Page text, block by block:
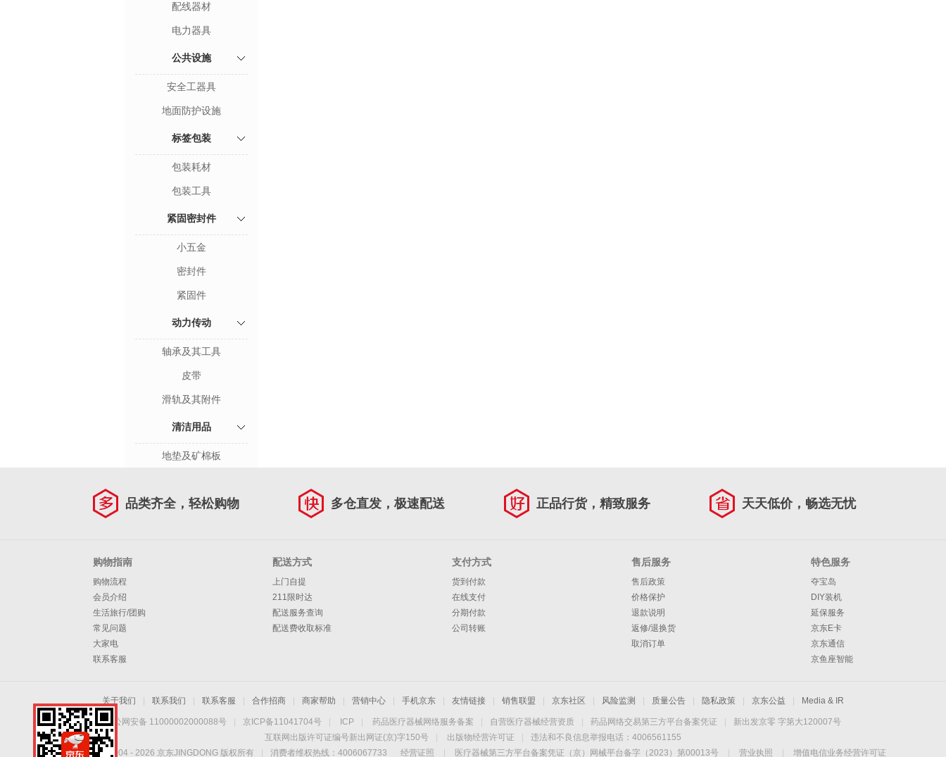
配线器材
电力器具
公共设施
安全工器具
地面防护设施
标签包装
包装耗材
包装工具
紧固密封件
小五金
密封件
紧固件
动力传动
轴承及其工具
皮带
滑轨及其附件
清洁用品
地垫及矿棉板
品类齐全，轻松购物 多仓直发，极速配送 正品行货，精致服务 天天低价，畅选无忧
购物指南
购物流程
会员介绍
生活旅行/团购
常见问题
大家电
联系客服
配送方式
上门自提
211限时达
配送服务查询
配送费收取标准
支付方式
货到付款
在线支付
分期付款
公司转账
售后服务
售后政策
价格保护
退款说明
返修/退换货
取消订单
特色服务
夺宝岛
DIY装机
延保服务
京东E卡
京东通信
京鱼座智能
关于我们 联系我们 联系客服 合作招商 商家帮助 营销中心 手机京东 友情链接 销售联盟 京东社区 风险监测 质量公告 隐私政策 京东公益 Media & IR
京公网安备 11000002000088号 京ICP备11041704号 ICP 药品医疗器械网络服务备案 自营医疗器械经营资质 药品网络交易第三方平台备案凭证
新出发京零 字第大120007号
互联网出版许可证编号新出网证(京)字150号
出版物经营许可证
违法和不良信息举报电话：4006561155
Copyright © 2004 - 2026 京东JINGDONG 版权所有 消费者维权热线：4006067733 经营证照 医疗器械第三方平台备案凭证（京）网械平台备字（2023）第00013号 营业执照 增值电信业务经营许可证